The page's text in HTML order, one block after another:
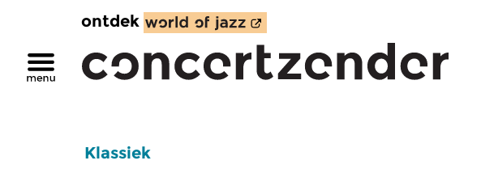
ontdek
Klassiek